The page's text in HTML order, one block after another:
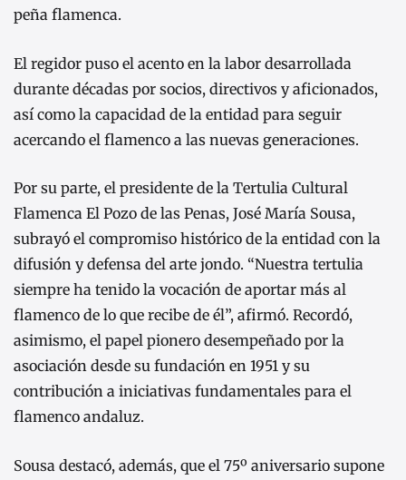
peña flamenca.
El regidor puso el acento en la labor desarrollada
durante décadas por socios, directivos y aficionados,
así como la capacidad de la entidad para seguir
acercando el flamenco a las nuevas generaciones.
Por su parte, el presidente de la Tertulia Cultural
Flamenca El Pozo de las Penas, José María Sousa,
subrayó el compromiso histórico de la entidad con la
difusión y defensa del arte jondo. “Nuestra tertulia
siempre ha tenido la vocación de aportar más al
flamenco de lo que recibe de él”, afirmó. Recordó,
asimismo, el papel pionero desempeñado por la
asociación desde su fundación en 1951 y su
contribución a iniciativas fundamentales para el
flamenco andaluz.
Sousa destacó, además, que el 75º aniversario supone